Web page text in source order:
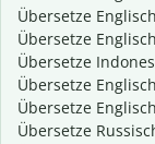
Übersetze
Übersetze
Übersetze
Übersetze
Übersetze
Übersetze